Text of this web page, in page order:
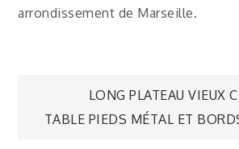
arrondissement de Marseille.
LONG PLATEAU VIEUX
TABLE PIEDS MÉTAL ET